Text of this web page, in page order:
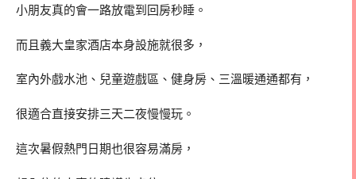
小朋友真的會一路放電到回房秒睡。
而且義大皇家酒店本身設施就很多，
室內外戲水池、兒童遊戲區、健身房、三溫暖通通都有，
很適合直接安排三天二夜慢慢玩。
這次暑假熱門日期也很容易滿房，